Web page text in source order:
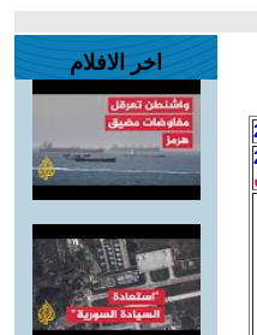
اخر الافلام